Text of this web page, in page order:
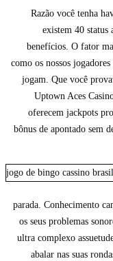
Razão você tenha
existem 40 status
benefícios. O fator
como os nossos
jogam. Que você
Uptown Aces
oferecem jackpots
bônus de apontado sem
parada. Conhecimento
os seus problemas
ultra complexo
abalar nas suas